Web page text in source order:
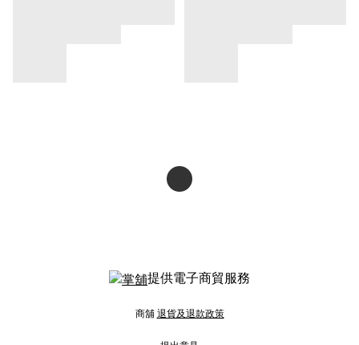
提供電子商貿服務
商舖 退貨及退款政策